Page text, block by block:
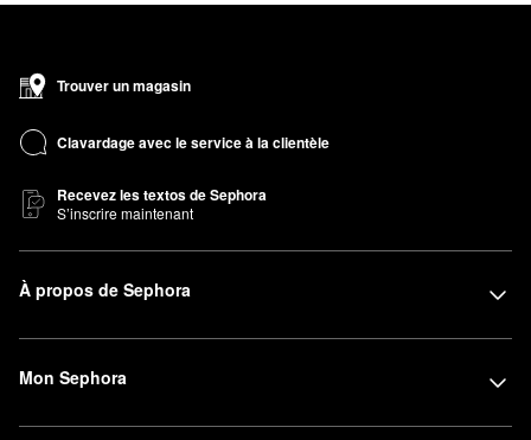
Trouver un magasin
Clavardage avec le service à la clientèle
Recevez les textos de Sephora
S’inscrire maintenant
À propos de Sephora
Mon Sephora